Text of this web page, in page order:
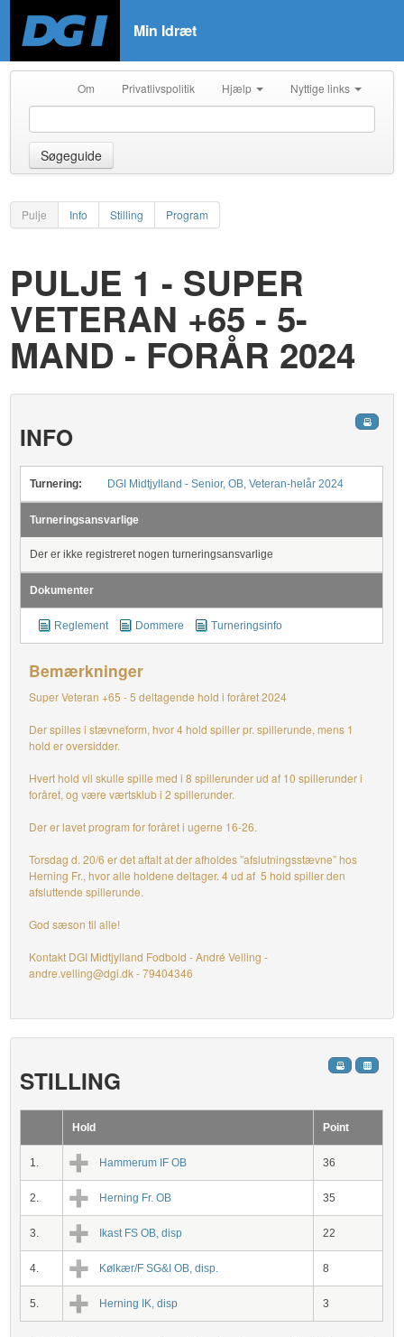
Min Idræt
Om Privatlivspolitik Hjælp Nyttige links
Søgeguide
Pulje Info Stilling Program
PULJE 1 - SUPER
VETERAN +65 - 5-
MAND - FORÅR 2024
INFO
Turnering: DGI Midtjylland - Senior, OB, Veteran-helår 2024
Turneringsansvarlige
Der er ikke registreret nogen turneringsansvarlige
Dokumenter
Reglement Dommere Turneringsinfo
Bemærkninger
Super Veteran +65 - 5 deltagende hold i foråret 2024
Der spilles i stævneform, hvor 4 hold spiller pr. spillerunde, mens 1
hold er oversidder.
Hvert hold vil skulle spille med i 8 spillerunder ud af 10 spillerunder i
foråret, og være værtsklub i 2 spillerunder.
Der er lavet program for foråret i ugerne 16-26.
Torsdag d. 20/6 er det aftalt at der afholdes ”afslutningsstævne” hos
Herning Fr., hvor alle holdene deltager. 4 ud af 5 hold spiller den
afsluttende spillerunde.
God sæson til alle!
Kontakt DGI Midtjylland Fodbold - André Velling -
andre.velling@dgi.dk - 79404346
STILLING
Hold Point
1. Hammerum IF OB 36
2. Herning Fr. OB 35
3. Ikast FS OB, disp 22
4. Kølkær/F SG&I OB, disp. 8
5. Herning IK, disp 3